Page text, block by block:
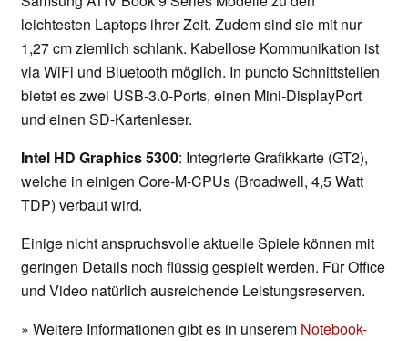
leichtesten Laptops ihrer Zeit. Zudem sind sie mit nur
1,27 cm ziemlich schlank. Kabellose Kommunikation ist
via WiFi und Bluetooth möglich. In puncto Schnittstellen
bietet es zwei USB-3.0-Ports, einen Mini-DisplayPort
und einen SD-Kartenleser.
Intel HD Graphics 5300: Integrierte Grafikkarte (GT2),
welche in einigen Core-M-CPUs (Broadwell, 4,5 Watt
TDP) verbaut wird.
Einige nicht anspruchsvolle aktuelle Spiele können mit
geringen Details noch flüssig gespielt werden. Für Office
und Video natürlich ausreichende Leistungsreserven.
» Weitere Informationen gibt es in unserem Notebook-